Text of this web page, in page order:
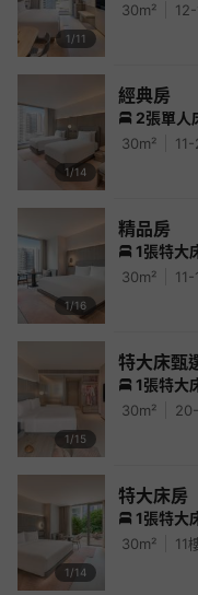
1/11
30m²
1/14
經典房
2張單人
30m²
1/16
精品房
1張特大
30m²
1/15
特大床甄
1張特大
30m²
1/14
特大床房
1張特大
30m² 11